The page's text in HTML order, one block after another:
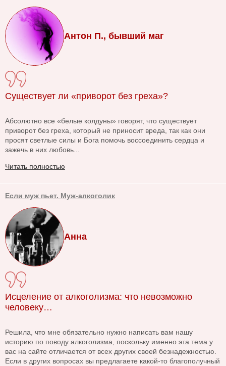
Антон П., бывший маг
Существует ли «приворот без греха»?
Абсолютно все «белые колдуны» говорят, что существует
приворот без греха, который не приносит вреда, так как они
просят светлые силы и Бога помочь воссоединить сердца и
зажечь в них любовь...
Читать полностью
Если муж пьет. Муж-алкоголик
Анна
Исцеление от алкоголизма: что невозможно
человеку…
Решила, что мне обязательно нужно написать вам нашу
историю по поводу алкоголизма, поскольку именно эта тема у
вас на сайте отличается от всех других своей безнадежностью.
Если в других вопросах вы предлагаете какой-то благополучный